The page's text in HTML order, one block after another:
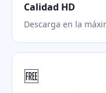
Calidad HD
Descarga en la
🆓